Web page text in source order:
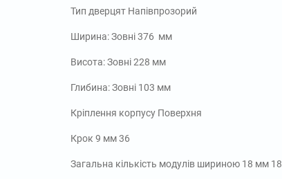
Тип дверцят Напівпрозорий
Ширина: Зовні 376 мм
Висота: Зовні 228 мм
Глибина: Зовні 103 мм
Кріплення корпусу Поверхня
Крок 9 мм 36
Загальна кількість модулів шириною 18 мм 18